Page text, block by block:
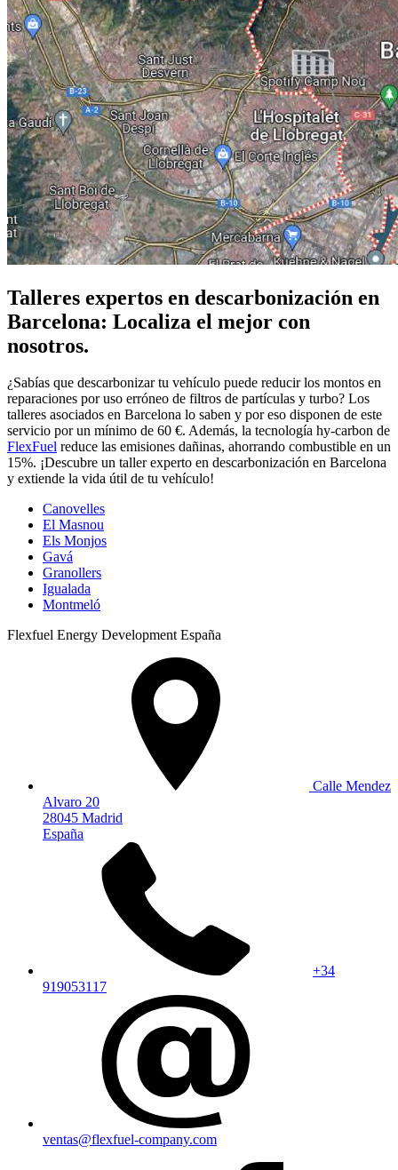
Talleres expertos en descarbonización en
Barcelona: Localiza el mejor con
nosotros.
¿Sabías que descarbonizar tu vehículo puede reducir los montos en
reparaciones por uso erróneo de filtros de partículas y turbo? Los
talleres asociados en Barcelona lo saben y por eso disponen de este
servicio por un mínimo de 60 €. Además, la tecnología hy-carbon de
FlexFuel reduce las emisiones dañinas, ahorrando combustible en un
15%. ¡Descubre un taller experto en descarbonización en Barcelona
y extiende la vida útil de tu vehículo!
Canovelles
El Masnou
Els Monjos
Gavá
Granollers
Igualada
Montmeló
Flexfuel Energy Development España
Calle Mendez
Alvaro 20
28045 Madrid
España
+34
919053117
ventas@flexfuel-company.com